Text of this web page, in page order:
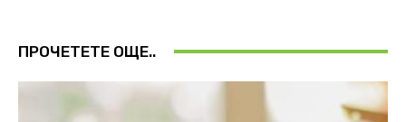
ПРОЧЕТЕТЕ ОЩЕ..